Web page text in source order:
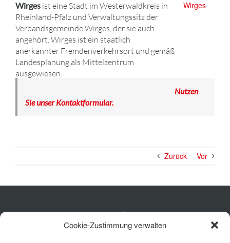
Cookie-Zustimmung verwalten
Zurück Vor
Wirges ist eine Stadt im Westerwaldkreis in
Rheinland-Pfalz und Verwaltungssitz der
Verbandsgemeinde Wirges, der sie auch
angehört. Wirges ist ein staatlich
anerkannter Fremdenverkehrsort und gemäß
Landesplanung als Mittelzentrum
ausgewiesen.
Nutzen
Sie unser Kontaktformular.
Küche
Wohnen